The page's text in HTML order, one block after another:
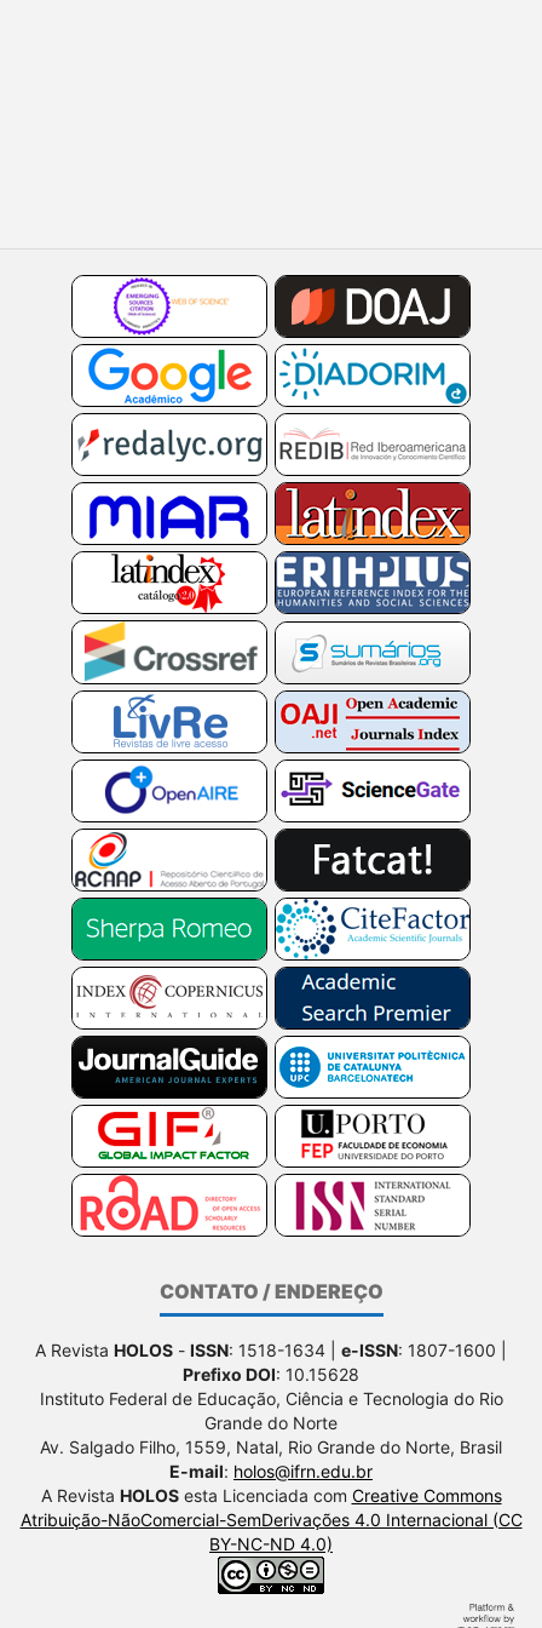
CONTATO / ENDEREÇO
A Revista HOLOS - ISSN: 1518-1634 | e-ISSN: 1807-1600 |
Prefixo DOI: 10.15628
Instituto Federal de Educação, Ciência e Tecnologia do Rio
Grande do Norte
Av. Salgado Filho, 1559, Natal, Rio Grande do Norte, Brasil
E-mail: holos@ifrn.edu.br
A Revista HOLOSesta Licenciada com Creative Commons
Atribuição-NãoComercial-SemDerivações 4.0 Internacional (CC
BY-NC-ND 4.0)